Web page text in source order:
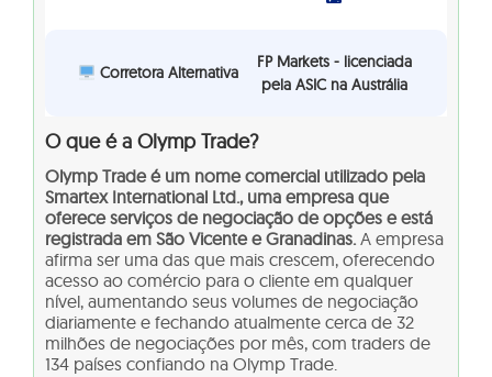
Corretora Alternativa
FP Markets - licenciada
pela ASIC na Austrália
O que é a Olymp Trade?
Olymp Trade é um nome comercial utilizado pela
Smartex International Ltd., uma empresa que
oferece serviços de negociação de opções e está
registrada em São Vicente e Granadinas. A empresa
afirma ser uma das que mais crescem, oferecendo
acesso ao comércio para o cliente em qualquer
nível, aumentando seus volumes de negociação
diariamente e fechando atualmente cerca de 32
milhões de negociações por mês, com traders de
134 países confiando na Olymp Trade.